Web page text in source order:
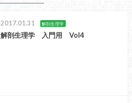
2017.01.31 解剖生理学
解剖生理学 入門用 Vol4